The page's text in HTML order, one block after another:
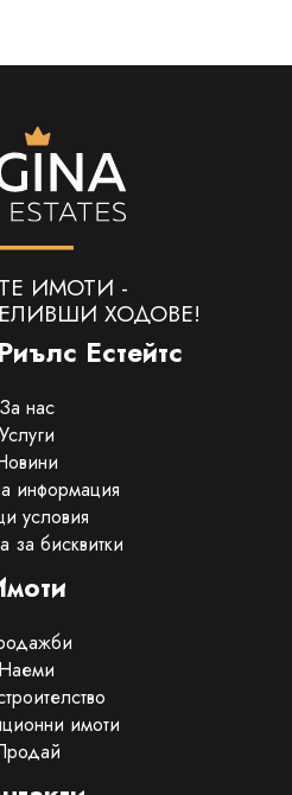
ИМОТИ -
ХОДОВЕ!
Естейтс
За нас
Услуги
информация
условия
за бисквитки
Наеми
имоти